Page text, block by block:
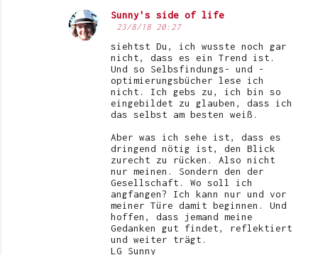
Sunny's side of life
23/8/18 20:27
siehtst Du, ich wusste noch gar
nicht, dass es ein Trend ist.
Und so Selbsfindungs- und -
optimierungsbücher lese ich
nicht. Ich gebs zu, ich bin so
eingebildet zu glauben, dass ich
das selbst am besten weiß.
Aber was ich sehe ist, dass es
dringend nötig ist, den Blick
zurecht zu rücken. Also nicht
nur meinen. Sondern den der
Gesellschaft. Wo soll ich
angfangen? Ich kann nur und vor
meiner Türe damit beginnen. Und
hoffen, dass jemand meine
Gedanken gut findet, reflektiert
und weiter trägt.
LG Sunny